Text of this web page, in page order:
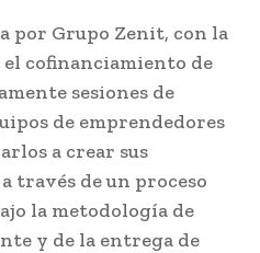
por Grupo Zenit, con la
el cofinanciamiento de
sesiones de
de emprendedores
a crear sus
través de un proceso
la metodología de
y de la entrega de